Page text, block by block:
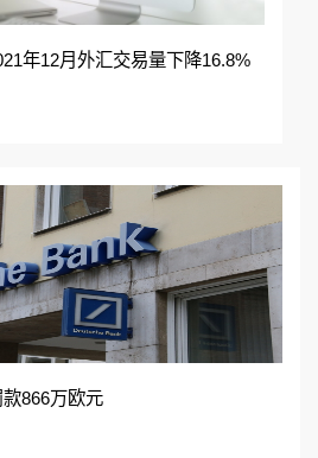
年12月外汇交易量下降16.8%
866万欧元